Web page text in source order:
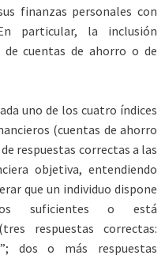
finanzas personales con
particular, la inclusión
cuentas de ahorro o de
uno de los cuatro índices
(cuentas de ahorro
respuestas correctas a las
objetiva, entendiendo
que un individuo dispone
suficientes o está
respuestas correctas:
dos o más respuestas